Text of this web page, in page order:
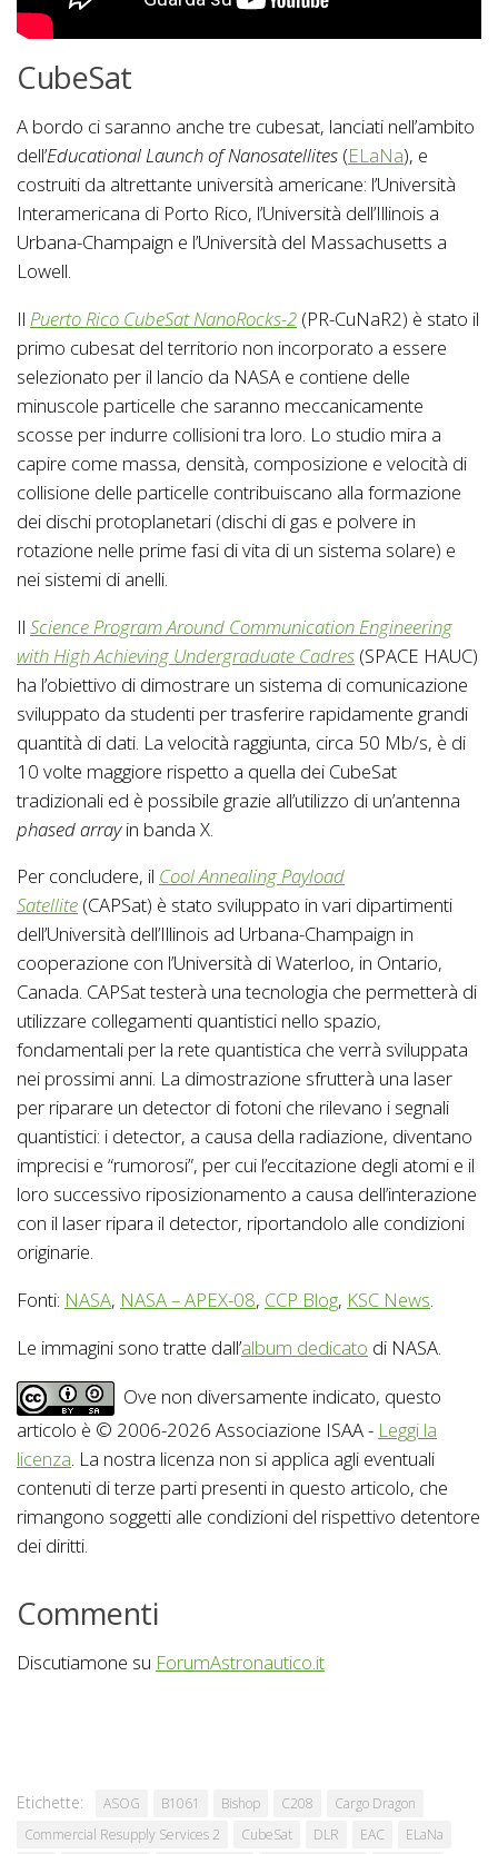
CubeSat
A bordo ci saranno anche tre cubesat, lanciati nell’ambito
dell’Educational Launch of Nanosatellites (ELaNa), e
costruiti da altrettante università americane: l’Università
Interamericana di Porto Rico, l’Università dell’Illinois a
Urbana-Champaign e l’Università del Massachusetts a
Lowell.
Il Puerto Rico CubeSat NanoRocks-2 (PR-CuNaR2) è stato il
primo cubesat del territorio non incorporato a essere
selezionato per il lancio da NASA e contiene delle
minuscole particelle che saranno meccanicamente
scosse per indurre collisioni tra loro. Lo studio mira a
capire come massa, densità, composizione e velocità di
collisione delle particelle contribuiscano alla formazione
dei dischi protoplanetari (dischi di gas e polvere in
rotazione nelle prime fasi di vita di un sistema solare) e
nei sistemi di anelli.
Il Science Program Around Communication Engineering
with High Achieving Undergraduate Cadres (SPACE HAUC)
ha l’obiettivo di dimostrare un sistema di comunicazione
sviluppato da studenti per trasferire rapidamente grandi
quantità di dati. La velocità raggiunta, circa 50 Mb/s, è di
10 volte maggiore rispetto a quella dei CubeSat
tradizionali ed è possibile grazie all’utilizzo di un’antenna
phased arrayin banda X.
Per concludere, il Cool Annealing Payload
Satellite (CAPSat) è stato sviluppato in vari dipartimenti
dell’Università dell’Illinois ad Urbana-Champaign in
cooperazione con l’Università di Waterloo, in Ontario,
Canada. CAPSat testerà una tecnologia che permetterà di
utilizzare collegamenti quantistici nello spazio,
fondamentali per la rete quantistica che verrà sviluppata
nei prossimi anni. La dimostrazione sfrutterà una laser
per riparare un detector di fotoni che rilevano i segnali
quantistici: i detector, a causa della radiazione, diventano
imprecisi e “rumorosi”, per cui l’eccitazione degli atomi e il
loro successivo riposizionamento a causa dell’interazione
con il laser ripara il detector, riportandolo alle condizioni
originarie.
Fonti: NASA, NASA – APEX-08, CCP Blog, KSC News.
Le immagini sono tratte dall’album dedicato di NASA.
Ove non diversamente indicato, questo
articolo è © 2006-2026 Associazione ISAA - Leggi la
licenza. La nostra licenza non si applica agli eventuali
contenuti di terze parti presenti in questo articolo, che
rimangono soggetti alle condizioni del rispettivo detentore
dei diritti.
Commenti
Discutiamone su ForumAstronautico.it
Etichette: ASOG B1061 Bishop C208
Cargo Dragon
Commercial Resupply Services 2
CubeSat DLR EAC
ELaNa